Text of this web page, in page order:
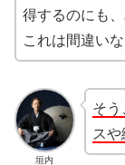
得するのにも、
これは間違い
垣内
そう
スや